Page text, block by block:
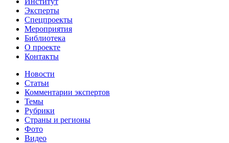
Эксперты
Спецпроекты
Мероприятия
Библиотека
О проекте
Контакты
Новости
Статьи
Комментарии экспертов
Темы
Рубрики
Страны и регионы
Фото
Видео